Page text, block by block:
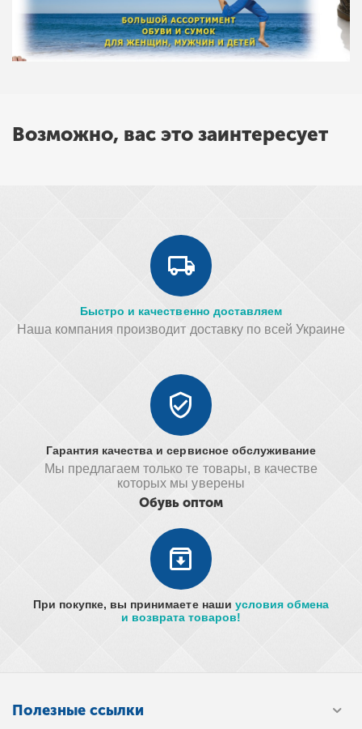
Возможно, вас это заинтересует
Быстро и качественно доставляем
Наша компания производит доставку по всей Украине
Гарантия качества и сервисное обслуживание
Мы предлагаем только те товары, в качестве
которых мы уверены
Обувь оптом
При покупке, вы принимаете наши условия обмена
и возврата товаров!
Полезные ссылки